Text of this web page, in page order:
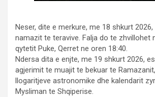
Neser, dite e merkure, me 18 shkurt
namazit te teravive. Falja do te zhvillohet
qytetit Puke, Qerret ne oren 18:40.
Ndersa dita e enjte, me 19 shkurt 2026,
agjerimit te muajit te bekuar te
llogaritjeve astronomike dhe kalendarit
Mysliman te Shqiperise.